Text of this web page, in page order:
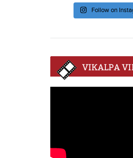
Follow on